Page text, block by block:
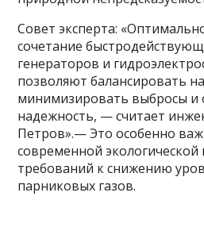
Совет эксперта:
сочетание
генераторов и
позволяют балансировать
минимизировать выбросы и
надежность, — считает
Петров».— Это особенно
современной экологической
требований к снижению
парниковых газов.